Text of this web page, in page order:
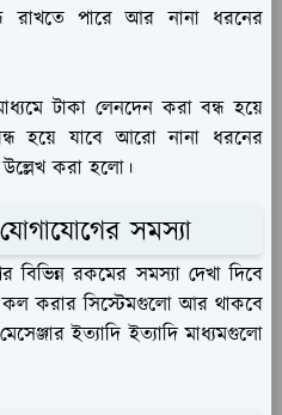
রাখতে পারে আর নানা ধরনের
টাকা লেনদেন করা বন্ধ হয়ে
হয়ে যাবে আরো নানা ধরনের
উল্লেখ করা হলো।
সমস্যা
বিভিন্ন রকমের সমস্যা দেখা দিবে
কল করার সিস্টেমগুলো আর থাকবে
ইত্যাদি ইত্যাদি মাধ্যমগুলো